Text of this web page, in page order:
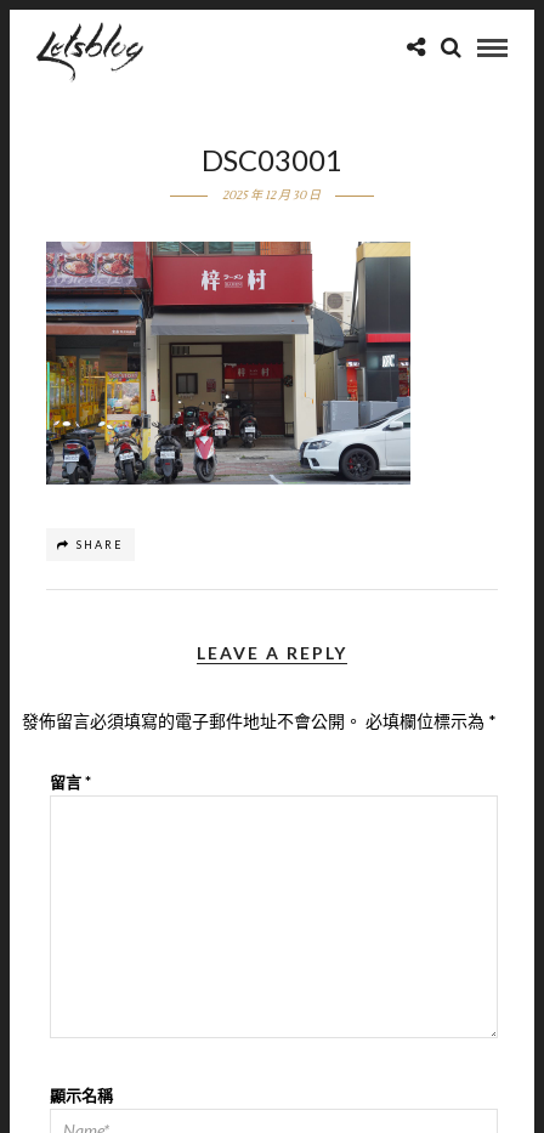
DSC03001
2025 年 12 月 30 日
SHARE
LEAVE A REPLY
發佈留言必須填寫的電子郵件地址不會公開。 必填欄位標示為 *
留言*
顯示名稱